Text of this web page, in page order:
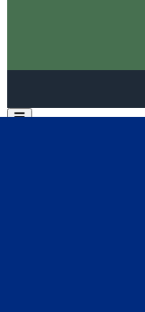
Open main menu